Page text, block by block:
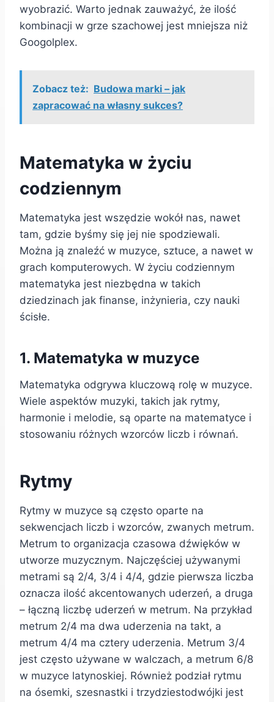
wyobrazić. Warto jednak zauważyć, że ilość
kombinacji w grze szachowej jest mniejsza niż
Googolplex.
Zobacz też: Budowa marki – jak
zapracować na własny sukces?
Matematyka w życiu
codziennym
Matematyka jest wszędzie wokół nas, nawet
tam, gdzie byśmy się jej nie spodziewali.
Można ją znaleźć w muzyce, sztuce, a nawet w
grach komputerowych. W życiu codziennym
matematyka jest niezbędna w takich
dziedzinach jak finanse, inżynieria, czy nauki
ścisłe.
1. Matematyka w muzyce
Matematyka odgrywa kluczową rolę w muzyce.
Wiele aspektów muzyki, takich jak rytmy,
harmonie i melodie, są oparte na matematyce i
stosowaniu różnych wzorców liczb i równań.
Rytmy
Rytmy w muzyce są często oparte na
sekwencjach liczb i wzorców, zwanych metrum.
Metrum to organizacja czasowa dźwięków w
utworze muzycznym. Najczęściej używanymi
metrami są 2/4, 3/4 i 4/4, gdzie pierwsza liczba
oznacza ilość akcentowanych uderzeń, a druga
– łączną liczbę uderzeń w metrum. Na przykład
metrum 2/4 ma dwa uderzenia na takt, a
metrum 4/4 ma cztery uderzenia. Metrum 3/4
jest często używane w walczach, a metrum 6/8
w muzyce latynoskiej. Również podział rytmu
na ósemki, szesnastki i trzydziestodwójki jest